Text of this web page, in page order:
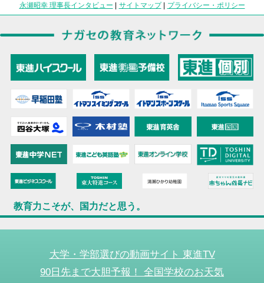
永瀬昭幸 理事長インタビュー | サイトマップ| プライバシー・ポリシー
教育力こそが、国力だと思う。
大学・学部選びの動画サイト 東進TV
90日先まで大胆予報！ 全国学校のお天気